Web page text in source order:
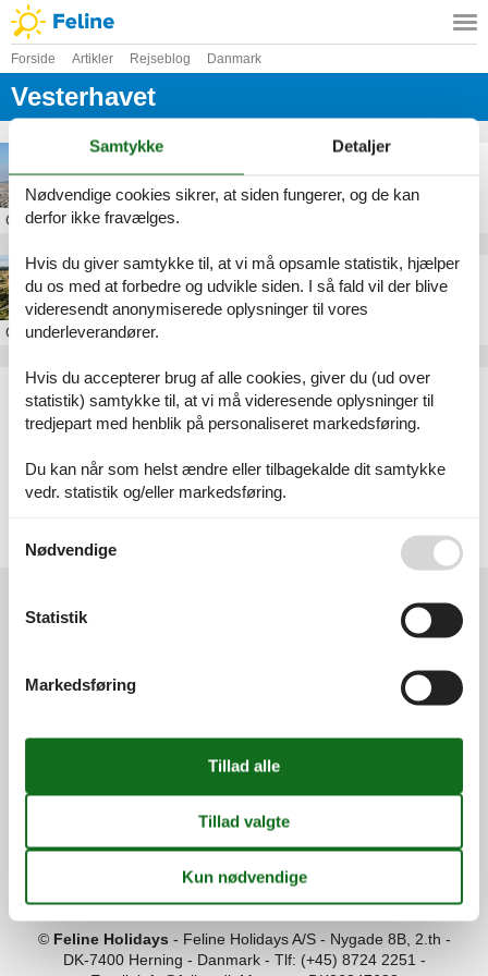
Forside Artikler Rejseblog Danmark
Vesterhavet
Efterårsferie ved Vesterhavet
OmVesterhavet
10 fascinerende museer langs den jyske vestkyst
OmVesterhavet
Artikeltyper
Alle
Rejseblog
Geografier
Vesterhavet
Information
Om os
Din tryghed
© Feline Holidays - Feline Holidays A/S- Nygade 8B, 2.th -
DK-7400 Herning - Danmark - Tlf: (+45) 8724 2251 -
Samtykke Detaljer
Nødvendige cookies sikrer, at siden fungerer, og de kan
derfor ikke fravælges.
Hvis du giver samtykke til, at vi må opsamle statistik, hjælper
du os med at forbedre og udvikle siden. I så fald vil der blive
videresendt anonymiserede oplysninger til vores
underleverandører.
Hvis du accepterer brug af alle cookies, giver du (ud over
statistik) samtykke til, at vi må videresende oplysninger til
tredjepart med henblik på personaliseret markedsføring.
Du kan når som helst ændre eller tilbagekalde dit samtykke
vedr. statistik og/eller markedsføring.
Nødvendige
Statistik
Markedsføring